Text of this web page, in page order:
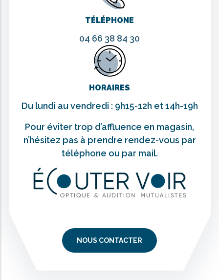
TÉLÉPHONE
04 66 38 84 30
HORAIRES
Du lundi au vendredi : 9h15-12h et 14h-19h
Pour éviter trop d’affluence en magasin,
n’hésitez pas à prendre rendez-vous par
téléphone ou par mail.
NOUS CONTACTER